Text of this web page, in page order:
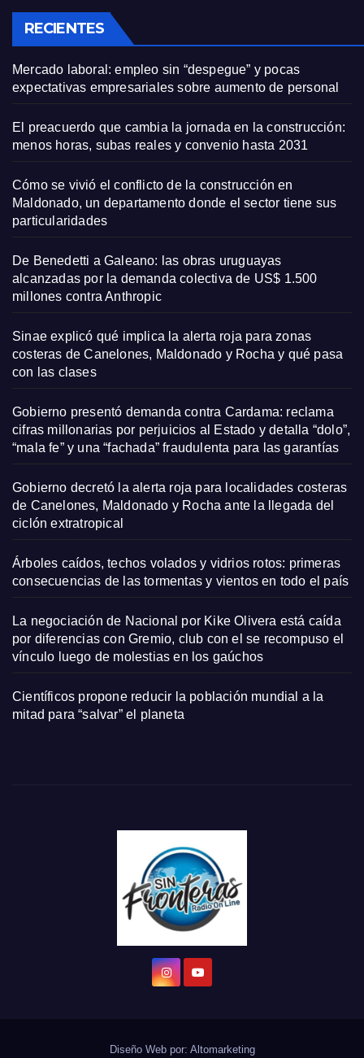
RECIENTES
Mercado laboral: empleo sin “despegue” y pocas
expectativas empresariales sobre aumento de personal
El preacuerdo que cambia la jornada en la construcción:
menos horas, subas reales y convenio hasta 2031
Cómo se vivió el conflicto de la construcción en
Maldonado, un departamento donde el sector tiene sus
particularidades
De Benedetti a Galeano: las obras uruguayas
alcanzadas por la demanda colectiva de US$ 1.500
millones contra Anthropic
Sinae explicó qué implica la alerta roja para zonas
costeras de Canelones, Maldonado y Rocha y qué pasa
con las clases
Gobierno presentó demanda contra Cardama: reclama
cifras millonarias por perjuicios al Estado y detalla “dolo”,
“mala fe” y una “fachada” fraudulenta para las garantías
Gobierno decretó la alerta roja para localidades costeras
de Canelones, Maldonado y Rocha ante la llegada del
ciclón extratropical
Árboles caídos, techos volados y vidrios rotos: primeras
consecuencias de las tormentas y vientos en todo el país
La negociación de Nacional por Kike Olivera está caída
por diferencias con Gremio, club con el se recompuso el
vínculo luego de molestias en los gaúchos
Científicos propone reducir la población mundial a la
mitad para “salvar” el planeta
Diseño Web por: Altomarketing